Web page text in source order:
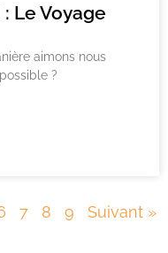
Le Voyage
aimons nous
?
7 8 9 Suivant »